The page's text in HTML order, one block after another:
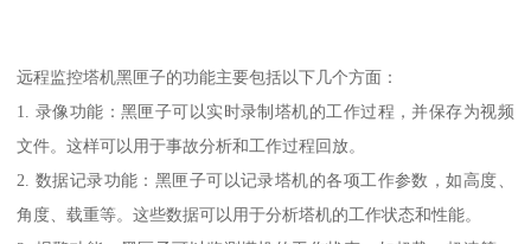
远程监控塔机黑匣子的功能主要包括以下几个方面：
1. 录像功能：黑匣子可以实时录制塔机的工作过程，并保存为视频
文件。这样可以用于事故分析和工作过程回放。
2. 数据记录功能：黑匣子可以记录塔机的各项工作参数，如高度、
角度、载重等。这些数据可以用于分析塔机的工作状态和性能。